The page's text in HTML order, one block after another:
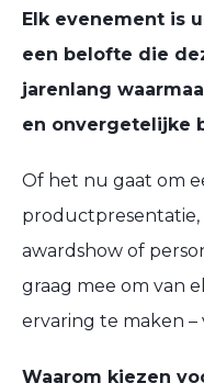
Elk evenement is
een belofte die
jarenlang
en onvergetelijke
Of het nu gaat om
productpresentatie,
awardshow of
graag mee om van
ervaring te maken –
Waarom kiezen